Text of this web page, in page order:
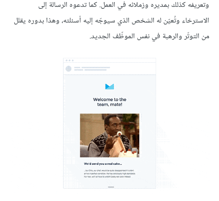
وتعريفه كذلك بمديره وزملائه في العمل. كما تدعوه الرسالة إلى
الاسترخاء وتُعيّن له الشخص الذي سيوجّه إليه أسئلته، وهذا بدوره يقلل
من التوتّر والرهبة في نفس الموظّف الجديد.